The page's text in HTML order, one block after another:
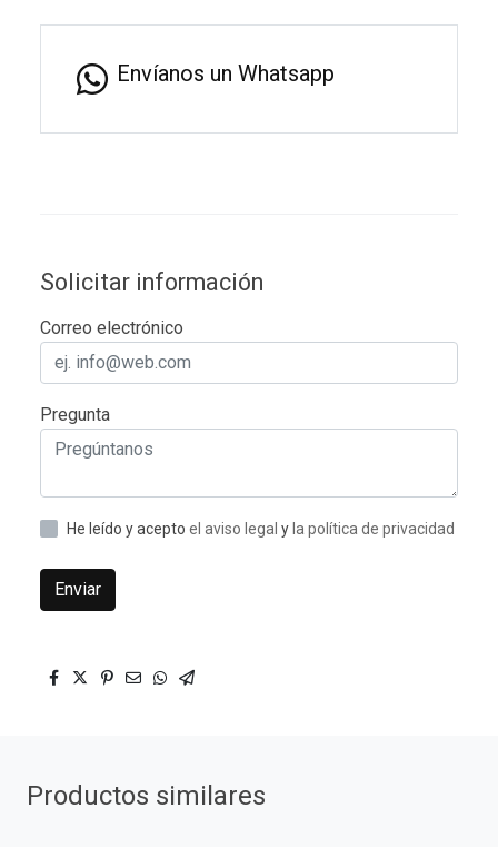
Envíanos un Whatsapp
Solicitar información
Correo electrónico
Pregunta
He leído y acepto el aviso legal y la política de privacidad
Enviar
Productos similares